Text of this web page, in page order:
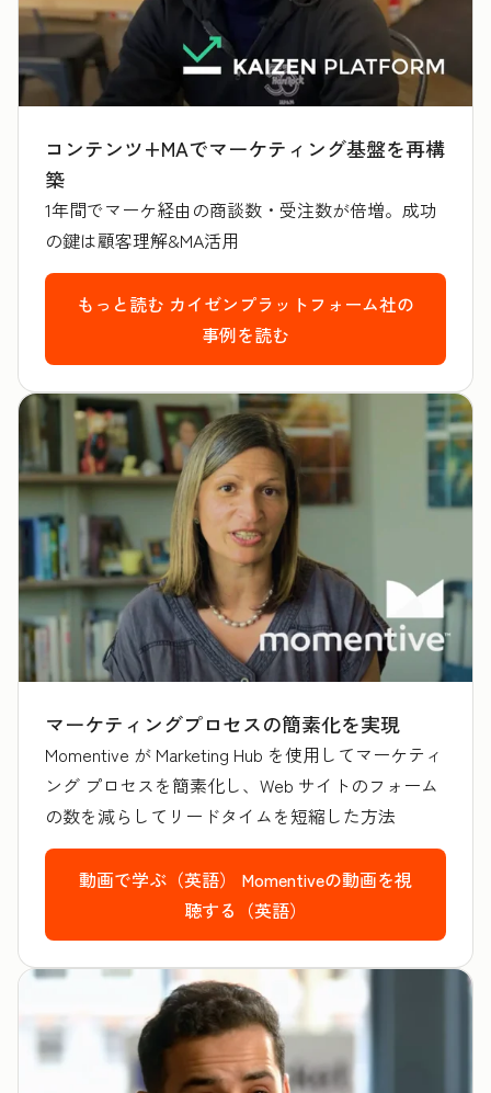
コンテンツ+MAでマーケティング基盤を再構
築
1年間でマーケ経由の商談数・受注数が倍増。成功
の鍵は顧客理解&MA活用
もっと読む カイゼンプラットフォーム社の
事例を読む
マーケティングプロセスの簡素化を実現
Momentive が Marketing Hub を使用してマーケティ
ング プロセスを簡素化し、Web サイトのフォーム
の数を減らしてリードタイムを短縮した方法
動画で学ぶ（英語） Momentiveの動画を視
聴する（英語）